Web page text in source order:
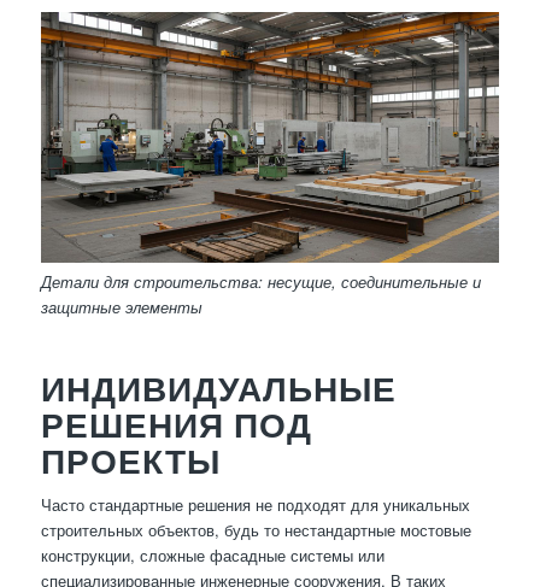
Детали для строительства: несущие, соединительные и
защитные элементы
ИНДИВИДУАЛЬНЫЕ
РЕШЕНИЯ ПОД
ПРОЕКТЫ
Часто стандартные решения не подходят для уникальных
строительных объектов, будь то нестандартные мостовые
конструкции, сложные фасадные системы или
специализированные инженерные сооружения. В таких